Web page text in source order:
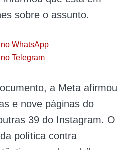
sobre o assunto.
WhatsApp
Telegram
a Meta afirmou
e nove páginas do
39 do Instagram. O
política contra